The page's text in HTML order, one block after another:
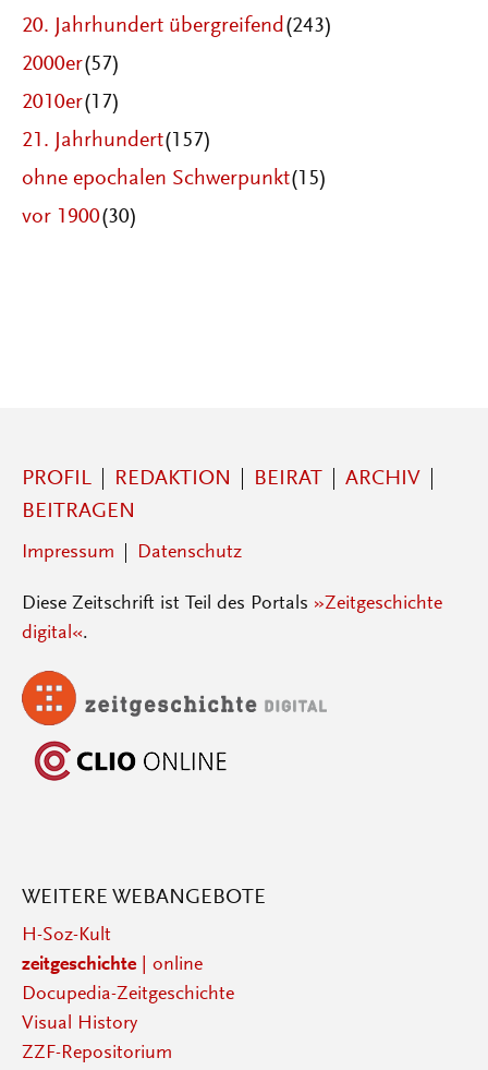
20. Jahrhundert übergreifend(243)
2000er(57)
2010er(17)
21. Jahrhundert(157)
ohne epochalen Schwerpunkt(15)
vor 1900(30)
PROFIL REDAKTION BEIRAT
ARCHIV
BEITRAGEN
Impressum Datenschutz
Diese Zeitschrift ist Teil des Portals »Zeitgeschichte
digital«.
WEITERE WEBANGEBOTE
H-Soz-Kult
zeitgeschichte| online
Docupedia-Zeitgeschichte
Visual History
ZZF-Repositorium